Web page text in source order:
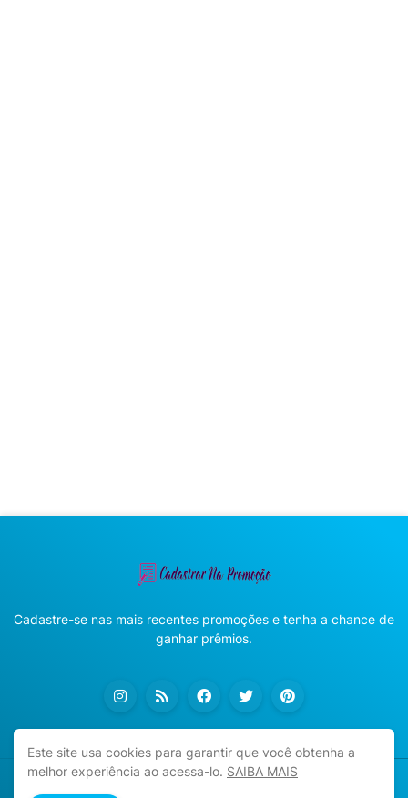
Cadastre-se nas mais recentes promoções e tenha a chance de
ganhar prêmios.
Este site usa cookies para garantir que você obtenha a
melhor experiência ao acessa-lo. SAIBA MAIS